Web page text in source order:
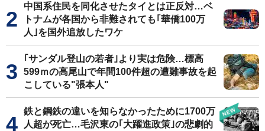
中国系住民を同化させたタイとは正反対…ベ
トナムが各国から非難されても｢華僑100万
人｣を国外追放したワケ
｢サンダル登山の若者｣より実は危険…標高
599ｍの高尾山で年間100件超の遭難事故を起
こしている"張本人"
鉄と鋼鉄の違いを知らなかったために1700万
人超が死亡…毛沢東の｢大躍進政策｣の悲劇的